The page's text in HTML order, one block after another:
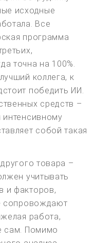
исходные
Все
программа
точна на 100%.
коллега, к
победить ИИ.
средств –
собой такая
товара –
учитывать
и факторов,
сопровождают
работа,
сам. Помимо